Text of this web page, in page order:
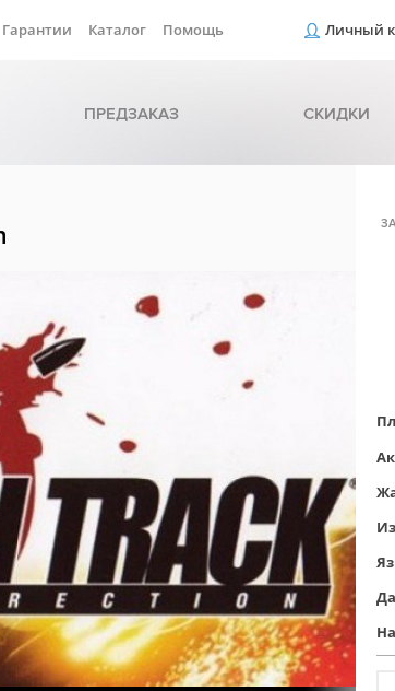
Гарантии Каталог Помощь Личный
ПРЕДЗАКАЗ СКИДКИ